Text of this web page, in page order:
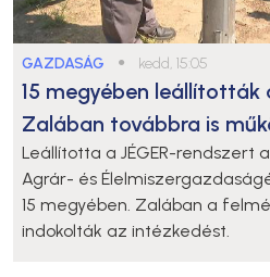
GAZDASÁG ● kedd, 15:05
15 megyében leállították
Zalában továbbra is
Leállította a JÉGER-rendszert
Agrár- és
15 megyében. Zalában a
indokolták az intézkedést.